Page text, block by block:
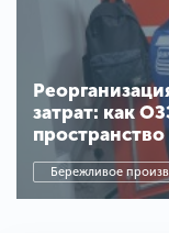
затрат: как
Бережливое